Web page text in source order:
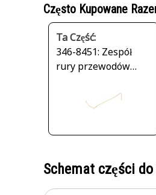
Często Kupowane
Ta Część:
346-8451: Zespół
rury przewodów
Schemat części do